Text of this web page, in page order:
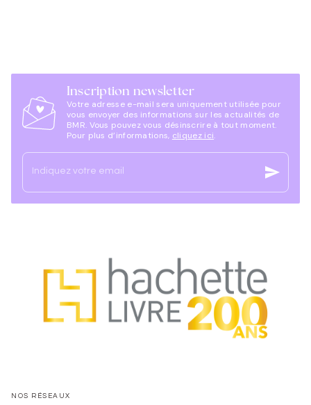
Inscription newsletter
Votre adresse e-mail sera uniquement utilisée pour
vous envoyer des informations sur les actualités de
BMR. Vous pouvez vous désinscrire à tout moment.
Pour plus d’informations, cliquez ici.
Indiquez votre email send
NOS RÉSEAUX